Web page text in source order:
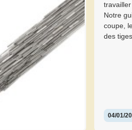
Notre
coupe,
des
04/01/